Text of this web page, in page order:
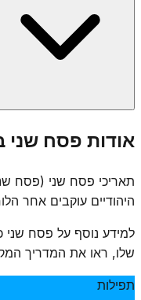
המקדש. כיום, כשאין
אומרים תחנון, וחלק
פסח שני מלמד שתמיד
מדי". הוא מסמל את
בלתי כשיר, יכול לתקן
אודות פסח שני ב-
תאריכי פסח שני (פסח
היהודיים עוקבים אחר
למידע נוסף על פסח שני
שלו, ראו את המדריך
תפילות